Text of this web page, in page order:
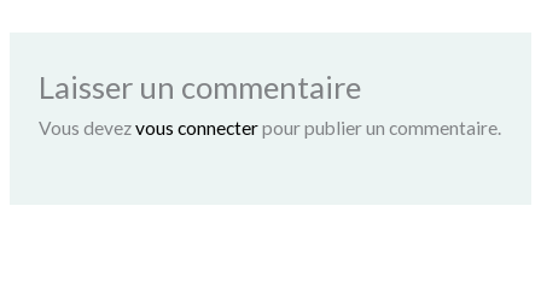
Laisser un commentaire
Vous devezvous connecterpour publier un commentaire.